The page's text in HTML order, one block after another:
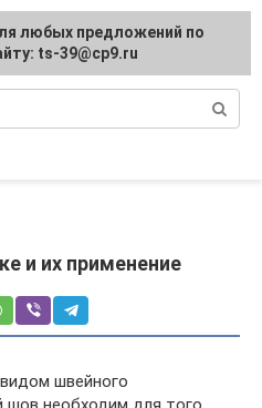
и их применение
швейного
любых предложений по
ts-39@cp9.ru